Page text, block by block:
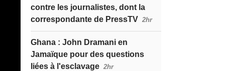
contre les journalistes, dont la
correspondante de PressTV 2hr
Ghana : John Dramani en
Jamaïque pour des questions
liées à l'esclavage 2hr